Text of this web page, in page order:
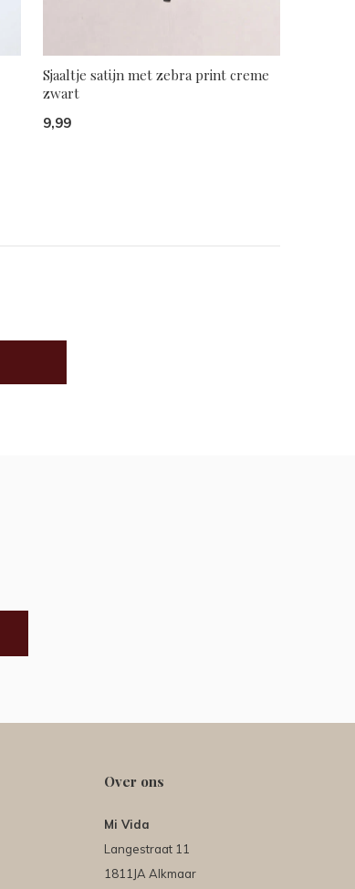
Sjaaltje satijn met zebra print creme
zwart
9,99
Over ons
Mi Vida
Langestraat 11
1811JA Alkmaar